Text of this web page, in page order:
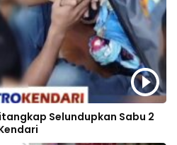
Selundupkan Sabu 2